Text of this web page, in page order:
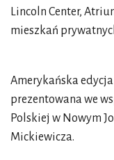
Lincoln Center,
mieszkań
Amerykańska
prezentowana we
Polskiej w Nowym
Mickiewicza.